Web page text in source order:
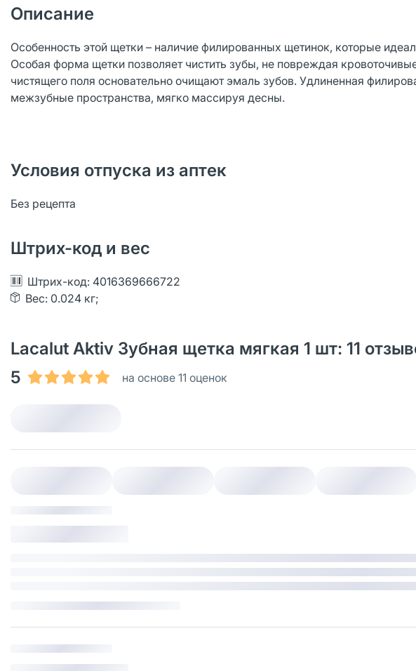
Описание
Особенность этой щетки – наличие филированных щетинок, которые
Особая форма щетки позволяет чистить зубы, не повреждая
чистящего поля основательно очищают эмаль зубов. Удлиненная
межзубные пространства, мягко массируя десны.
Условия отпуска из аптек
Без рецепта
Штрих-код и вес
Штрих-код: 4016369666722
Вес: 0.024 кг;
Lacalut Aktiv Зубная щетка мягкая 1 шт: 11
5
на основе 11 оценок